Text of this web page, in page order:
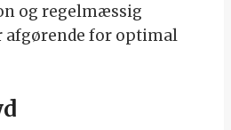
og regelmæssig
afgørende for optimal